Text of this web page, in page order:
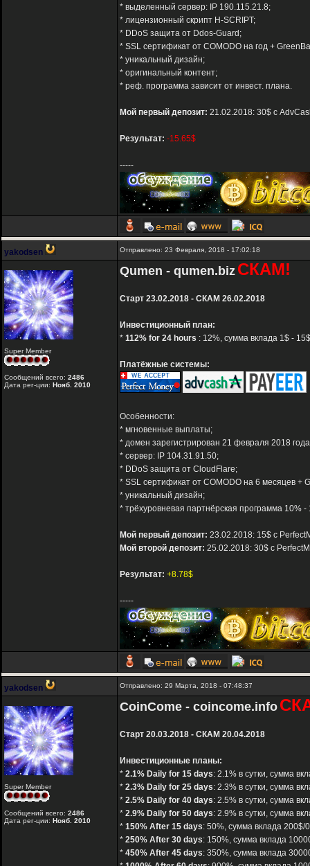
* выделенный сервер: IP 190.115.21.8;
* лицензионный скрипт H-SCRIPT;
* DDoS защита от Ddos-Guard;
* SSL сертификат от COMODO на год +
* уникальный дизайн;
* оригинальный контент;
* реф. программа зависит от инвест. плана.
Мой первый депозит: 21.02.2018: 30$ с
Результат: -15.65$
-----
yakodsen Отправлено: 23 Февраля, 2018 - 17:02:18
Super Member
Сообщений всего: 2486
Дата рег-ции: Нояб. 2010
Qumen - qumen.biz СКАМ!
Старт 23.02.2018 - СКАМ 26.02.2018
Инвестиционный план:
* 112% for 24 hours : 12%, сумма вклада 1$ -
Платёжные системы:
Особенности:
* мгновенные выплаты;
* домен зарегистрирован 21 февраля 2018
* сервер: IP 104.31.91.50;
* DDoS защита от CloudFlare;
* SSL сертификат от COMODO на 6 месяцев +
* уникальный дизайн;
* трёхуровневая партнёрская программа 10% -
Мой первый депозит: 23.02.2018: 15$ с
Мой второй депозит: 25.02.2018: 30$ с
Результат: +8.78$
-----
yakodsen Отправлено: 29 Марта, 2018 - 07:48:37
Super Member
Сообщений всего: 2486
Дата рег-ции: Нояб. 2010
CoinCome - coincome.info
Старт 20.03.2018 - СКАМ 20.04.2018
Инвестиционные планы:
* 2.1% Daily for 15 days: 2.1% в сутки, сумма
* 2.3% Daily for 25 days: 2.3% в сутки, сумма
* 2.5% Daily for 40 days: 2.5% в сутки, сумма
* 2.9% Daily for 50 days: 2.9% в сутки, сумма
* 150% After 15 days: 50%, сумма вклада 200$/
* 250% After 30 days: 150%, сумма вклада
* 450% After 45 days: 350%, сумма вклада